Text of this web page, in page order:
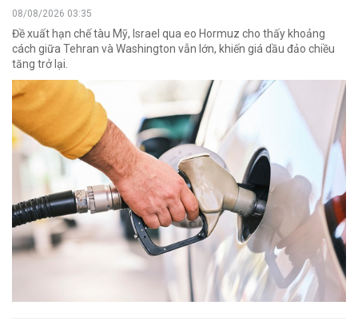
08/08/2026 03:35
Đề xuất hạn chế tàu Mỹ, Israel qua eo Hormuz cho thấy khoảng
cách giữa Tehran và Washington vẫn lớn, khiến giá dầu đảo chiều
tăng trở lại.